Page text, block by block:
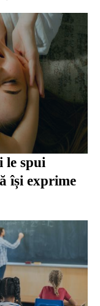
le spui
își exprime